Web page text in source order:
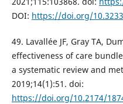
DOI: https://doi.org/
49. Lavallée JF, Gray TA,
effectiveness of care
a systematic review and
2019;14(1):51. doi:
https://doi.org/10.2174/